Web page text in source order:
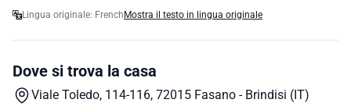
Lingua originale: French Mostra il testo in lingua originale
Dove si trova la casa
Viale Toledo, 114-116, 72015 Fasano - Brindisi (IT)